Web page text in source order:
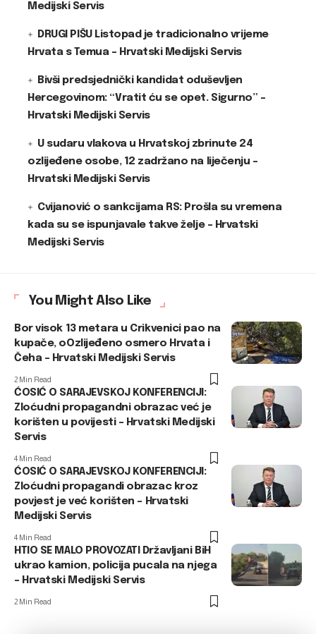
Medijski Servis
DRUGI PIŠU Listopad je tradicionalno vrijeme
Hrvata s Temua – Hrvatski Medijski Servis
Bivši predsjednički kandidat oduševljen
Hercegovinom: “Vratit ću se opet. Sigurno” –
Hrvatski Medijski Servis
U sudaru vlakova u Hrvatskoj zbrinute 24
ozlijeđene osobe, 12 zadržano na liječenju –
Hrvatski Medijski Servis
Cvijanović o sankcijama RS: Prošla su vremena
kada su se ispunjavale takve želje – Hrvatski
Medijski Servis
You Might Also Like
Bor visok 13 metara u Crikvenici pao na
kupače, oOzlijeđeno osmero Hrvata i
Čeha – Hrvatski Medijski Servis
2 Min Read
ĆOSIĆ O SARAJEVSKOJ KONFERENCIJI:
Zloćudni propagandni obrazac već je
korišten u povijesti – Hrvatski Medijski
Servis
4 Min Read
ĆOSIĆ O SARAJEVSKOJ KONFERENCIJI:
Zloćudni propagandi obrazac kroz
povjest je već korišten – Hrvatski
Medijski Servis
4 Min Read
HTIO SE MALO PROVOZATI Državljani BiH
ukrao kamion, policija pucala na njega
– Hrvatski Medijski Servis
2 Min Read